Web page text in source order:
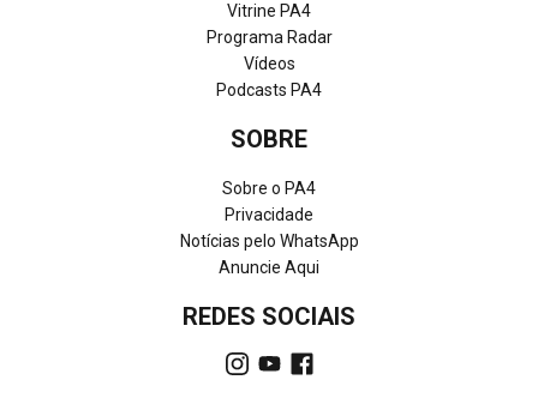
Vitrine PA4
Programa Radar
Vídeos
Podcasts PA4
SOBRE
Sobre o PA4
Privacidade
Notícias pelo WhatsApp
Anuncie Aqui
REDES SOCIAIS